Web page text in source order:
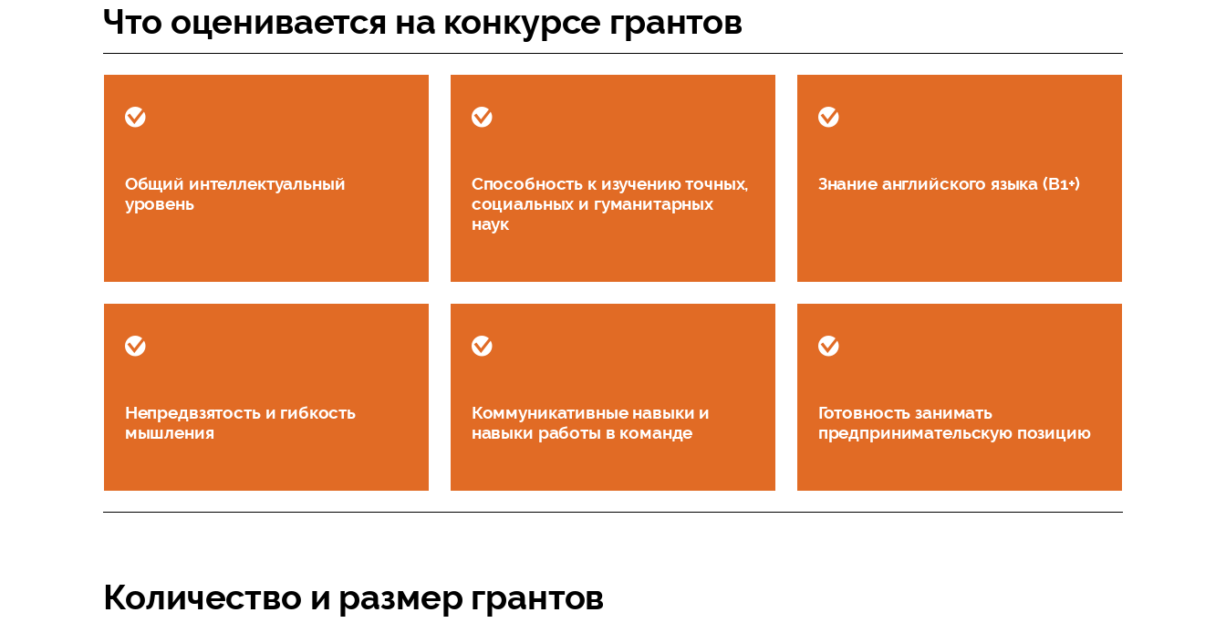
Что оценивается на конкурсе грантов
Общий интеллектуальный
уровень
Способность к изучению точных,
социальных и гуманитарных
наук
Знание английского языка (B1+)
Непредвзятость и гибкость
мышления
Коммуникативные навыки и
навыки работы в команде
Готовность занимать
предпринимательскую позицию
Количество и размер грантов